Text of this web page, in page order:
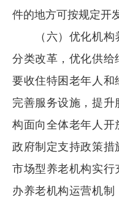
件的地方可按规定开
（六）优化机构
分类改革，优化供给
要收住特困老年人
完善服务设施，提
构面向全体老年人开
政府制定支持政策措
市场型养老机构实行
办养老机构运营机